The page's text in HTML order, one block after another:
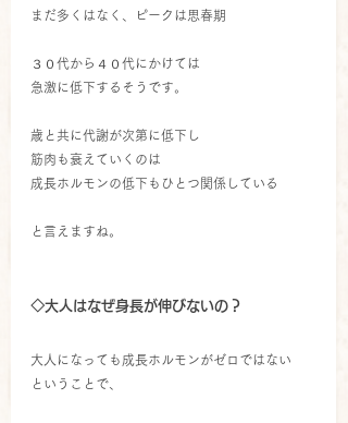
まだ多くはなく、ピークは思春期
３０代から４０代にかけては
急激に低下するそうです。
歳と共に代謝が次第に低下し
筋肉も衰えていくのは
成長ホルモンの低下もひとつ関係している
と言えますね。
◇大人はなぜ身長が伸びないの？
大人になっても成長ホルモンがゼロではない
ということで、